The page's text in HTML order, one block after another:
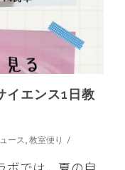
イエンス1日教
ース, 教室便り